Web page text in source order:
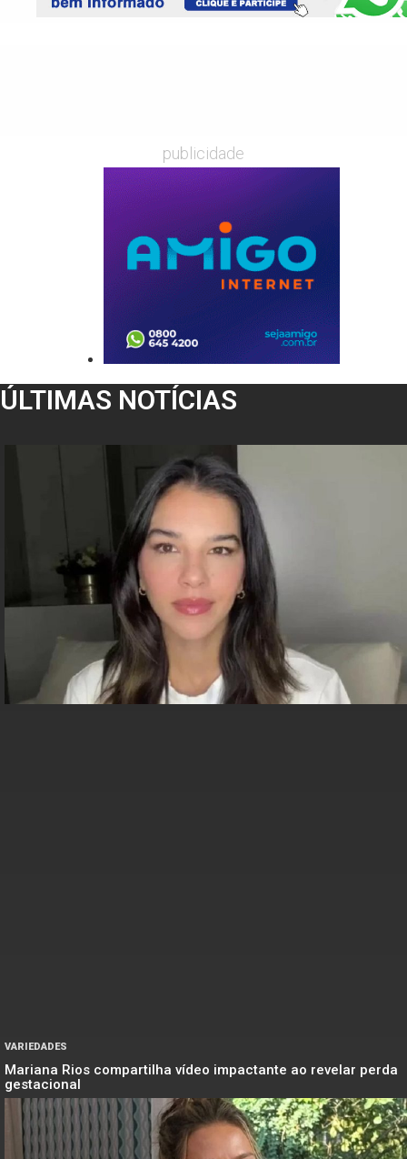
publicidade
ÚLTIMAS NOTÍCIAS
VARIEDADES
Mariana Rios compartilha vídeo impactante ao revelar perda
gestacional